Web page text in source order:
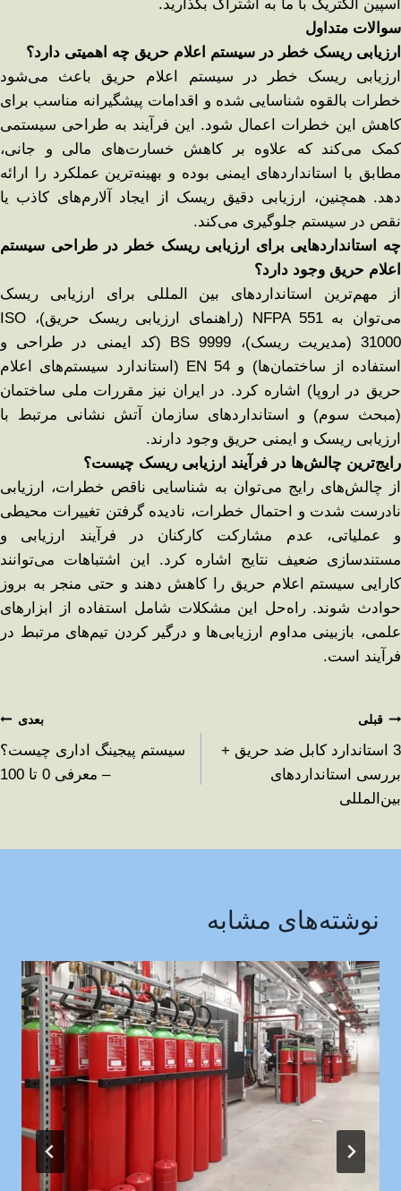
اسپین الکتریک با ما به اشتراک بگذارید.
سوالات متداول
ارزیابی ریسک خطر در سیستم اعلام حریق چه اهمیتی دارد؟
ارزیابی ریسک خطر در سیستم اعلام حریق باعث می‌شود
خطرات بالقوه شناسایی شده و اقدامات پیشگیرانه مناسب برای
کاهش این خطرات اعمال شود. این فرآیند به طراحی سیستمی
کمک می‌کند که علاوه بر کاهش خسارت‌های مالی و جانی،
مطابق با استانداردهای ایمنی بوده و بهینه‌ترین عملکرد را ارائه
دهد. همچنین، ارزیابی دقیق ریسک از ایجاد آلارم‌های کاذب یا
نقص در سیستم جلوگیری می‌کند.
چه استانداردهایی برای ارزیابی ریسک خطر در طراحی سیستم
اعلام حریق وجود دارد؟
از مهم‌ترین استانداردهای بین ‌المللی برای ارزیابی ریسک
می‌توان به NFPA 551 (راهنمای ارزیابی ریسک حریق)، ISO
31000 (مدیریت ریسک)، BS 9999 (کد ایمنی در طراحی و
استفاده از ساختمان‌ها) و EN 54 (استاندارد سیستم‌های اعلام
حریق در اروپا) اشاره کرد. در ایران نیز مقررات ملی ساختمان
(مبحث سوم) و استانداردهای سازمان آتش ‌نشانی مرتبط با
ارزیابی ریسک و ایمنی حریق وجود دارند.
رایج‌ترین چالش‌ها در فرآیند ارزیابی ریسک چیست؟
از چالش‌های رایج می‌توان به شناسایی ناقص خطرات، ارزیابی
نادرست شدت و احتمال خطرات، نادیده گرفتن تغییرات محیطی
و عملیاتی، عدم مشارکت کارکنان در فرآیند ارزیابی و
مستندسازی ضعیف نتایج اشاره کرد. این اشتباهات می‌توانند
کارایی سیستم اعلام حریق را کاهش دهند و حتی منجر به بروز
حوادث شوند. راه‌حل این مشکلات شامل استفاده از ابزارهای
علمی، بازبینی مداوم ارزیابی‌ها و درگیر کردن تیم‌های مرتبط در
فرآیند است.
قبلی
3 استاندارد کابل ضد حریق +
بررسی استانداردهای
بین‌المللی
بعدی
سیستم پیجینگ اداری چیست؟
– معرفی 0 تا 100
نوشته‌های مشابه